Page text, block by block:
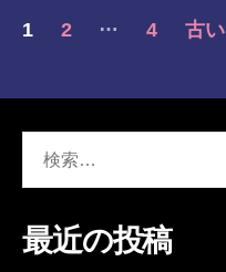
投
の
ペ
ー
1 2 … 4 古い
象:
最近の投稿